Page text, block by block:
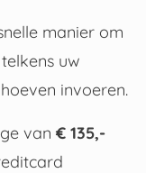
manier om
uw
invoeren.
van € 135,-